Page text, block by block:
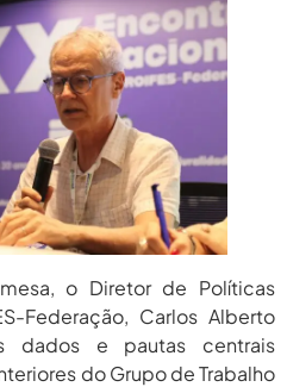
Celebra Os 58 Anos Da
agosto 6,
2026
937 Novos Cargos Em
2026
o Diretor de Políticas
Federação, Carlos Alberto
dados e pautas centrais
do Grupo de Trabalho